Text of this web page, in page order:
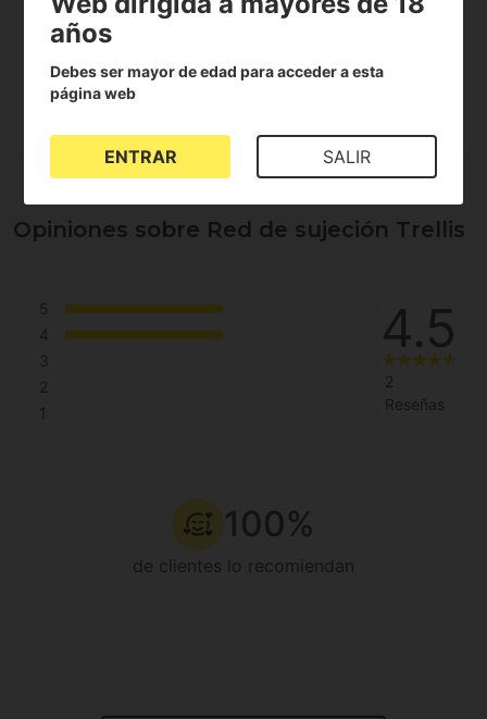
Reutilizable
Modelo pequeño de 1.5 x 4.5 m
Opiniones sobre Red de sujeción Trellis
5
4
3
2
1
4.5
2
Reseñas
100%
de clientes lo recomiendan
años
Debes ser mayor de edad para acceder a esta
página web
ENTRAR SALIR